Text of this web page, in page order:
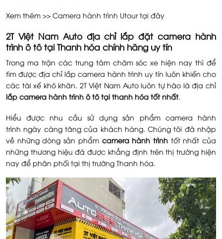
Xem thêm >> Camera hành trình Utour tại đây
2T Việt Nam Auto địa chỉ lắp đặt camera hành
trình ô tô tại Thanh hóa chính hãng uy tín
Trong ma trận các trung tâm chăm sóc xe hiện nay thì để
tìm được địa chỉ lắp camera hành trình uy tín luôn khiến cho
các tài xế khó khăn. 2T Việt Nam Auto luôn tự hào là địa chỉ
lắp camera hành trình ô tô tại thanh hóa tốt nhất.
Hiểu được nhu cầu sử dụng sản phẩm camera hành
trình ngày càng tăng của khách hàng. Chúng tôi đã nhập
về những dòng sản phẩm camera hành trình tốt nhất của
những thương hiệu đã được khẳng định trên thị trường hiện
nay để phân phối tại thị trường Thanh hóa.